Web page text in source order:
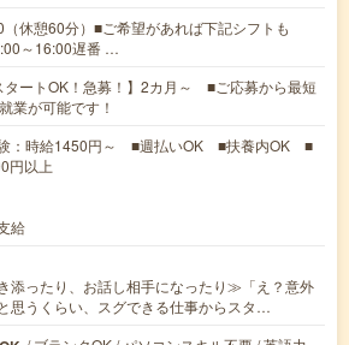
休憩60分）■ご希望があれば下記シフトも
～16:00遅番 …
タートOK！急募！】2カ月～ ■ご応募から最短
業が可能です！
：時給1450円～ ■週払いOK ■扶養内OK ■
円以上
給
添ったり、お話し相手になったり≫「え？意外
思うくらい、スグできる仕事からスタ…